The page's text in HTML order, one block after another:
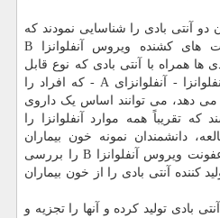
دو آنتی بادی را شناسایی نمودند که
از موش ها در مقابل عفونت های کشنده ویروس آنفلوانزا B
همراه با آنتی بادی که نوع قابل
توجه دیگری از ویروس های آنفلوانزا - آنفلوانزای A - که افراد را
می دهد، می توانند اساس یک داروی
که تقریباً همه موارد آنفلوانزا را
دانشمندان نمونه خون بیماران
بستری در بیمارستان مبتلا به عفونت ویروس آنفلوانزا B را بررسی
کننده آنتی بادی را از خون بیماران
بادی تولید کرده و آنها را تجزیه و